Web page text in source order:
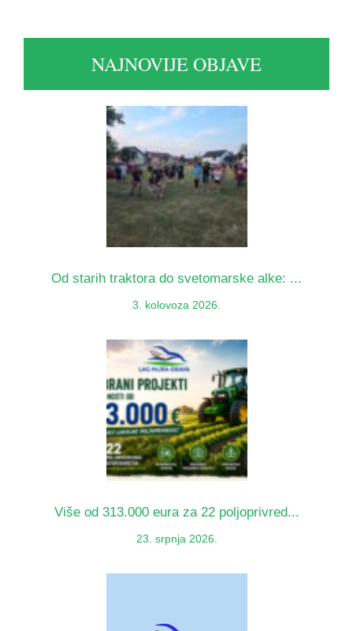
NAJNOVIJE OBJAVE
Od starih traktora do svetomarske alke: ...
3. kolovoza 2026.
Više od 313.000 eura za 22 poljoprivred...
23. srpnja 2026.